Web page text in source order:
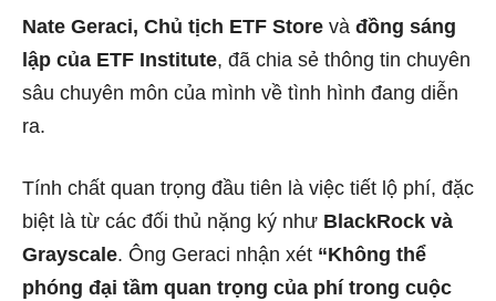
Nate Geraci, Chủ tịch ETF Store và đồng sáng
lập của ETF Institute, đã chia sẻ thông tin chuyên
sâu chuyên môn của mình về tình hình đang diễn
ra.
Tính chất quan trọng đầu tiên là việc tiết lộ phí, đặc
biệt là từ các đối thủ nặng ký như BlackRock và
Grayscale. Ông Geraci nhận xét “Không thể
phóng đại tầm quan trọng của phí trong cuộc